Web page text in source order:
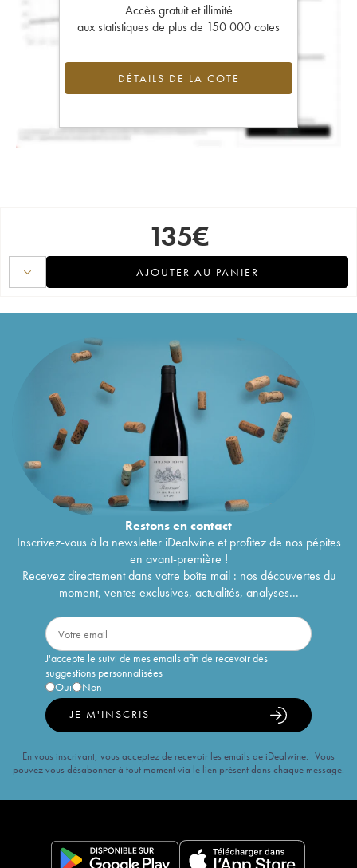
Accès gratuit et illimité
aux statistiques de plus de 150 000 cotes
DÉTAILS DE LA COTE
135€
AJOUTER AU PANIER
Restons encontact
Inscrivez-vous à la newsletter iDealwine et profitez de nos pépites
en avant-première !
Recevez directement dans votre boîte mail : nos découvertes du
moment, ventes exclusives, actualités, analyses...
J'accepte le suivi de mes emails afin de recevoir des
suggestions personnalisées
Oui
Non
JE M'INSCRIS
En vous inscrivant, vous acceptez de recevoir les emails de iDealwine. Vous
pouvez vous désabonner à tout moment via le lien présent dans chaque message.